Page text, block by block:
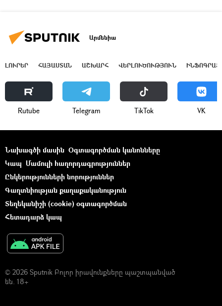
Արմենիա
ԼՈՒՐԵՐ ՀԱՅԱՍՏԱՆ ԱՇԽԱՐՀ ՎԵՐԼՈՒԾՈՒԹՅՈՒՆ
Rutube Telegram ТikТоk VK
Նախագծի մասին Օգտագործման կանոնները
Կապ Մամուլի հաղորդագրություններ
Ընկերությունների նորություններ
Գաղտնիության քաղաքականություն
Տեղեկանիշի (cookie) օգտագործման
Հետադարձ կապ
© 2026 Sputnik Բոլոր իրավունքները պաշտպանված
են. 18+